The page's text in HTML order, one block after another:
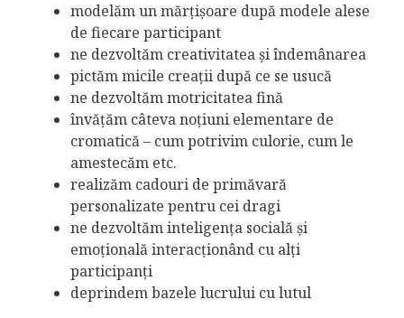
modelăm un mărțișoare după modele alese
de fiecare participant
ne dezvoltăm creativitatea și îndemânarea
pictăm micile creații după ce se usucă
ne dezvoltăm motricitatea fină
învățăm câteva noțiuni elementare de
cromatică – cum potrivim culorie, cum le
amestecăm etc.
realizăm cadouri de primăvară
personalizate pentru cei dragi
ne dezvoltăm inteligența socială și
emoțională interacționând cu alți
participanți
deprindem bazele lucrului cu lutul